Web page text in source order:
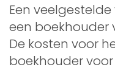
Een veelgestelde
een boekhouder
De kosten voor
boekhouder